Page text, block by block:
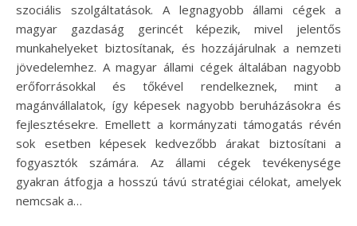
szociális szolgáltatások. A legnagyobb állami cégek a
magyar gazdaság gerincét képezik, mivel jelentős
munkahelyeket biztosítanak, és hozzájárulnak a nemzeti
jövedelemhez. A magyar állami cégek általában nagyobb
erőforrásokkal és tőkével rendelkeznek, mint a
magánvállalatok, így képesek nagyobb beruházásokra és
fejlesztésekre. Emellett a kormányzati támogatás révén
sok esetben képesek kedvezőbb árakat biztosítani a
fogyasztók számára. Az állami cégek tevékenysége
gyakran átfogja a hosszú távú stratégiai célokat, amelyek
nemcsak a…